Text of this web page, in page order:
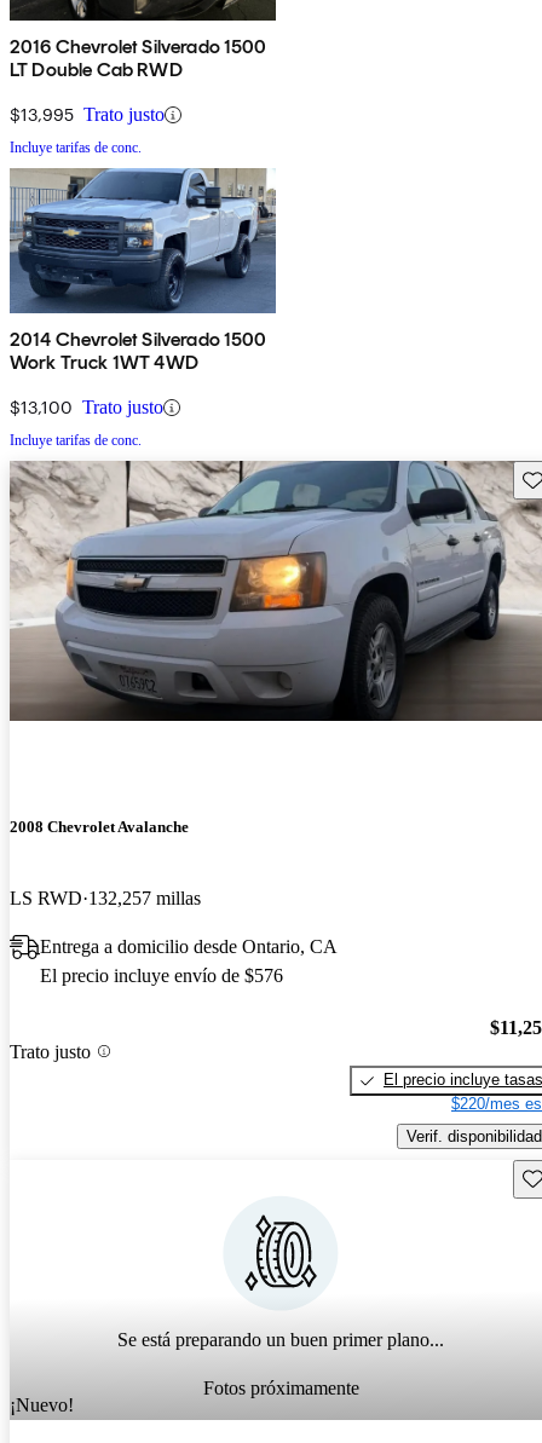
2016 Chevrolet Silverado 1500
LT Double Cab RWD
$13,995 Trato justo
Incluye tarifas de conc.
2014 Chevrolet Silverado 1500
Work Truck 1WT 4WD
$13,100 Trato justo
Incluye tarifas de conc.
2008 Chevrolet Avalanche
LS RWD 132,257 millas
Entrega a domicilio desde Ontario, CA
El precio incluye envío de $576
Trato justo
El precio incluye tasas
$220/mes
Verif. disponibilidad
Se está preparando un buen primer plano...
Fotos próximamente
¡Nuevo!